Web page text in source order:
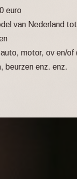
euro
van Nederland
motor, ov en/
beurzen enz. enz.